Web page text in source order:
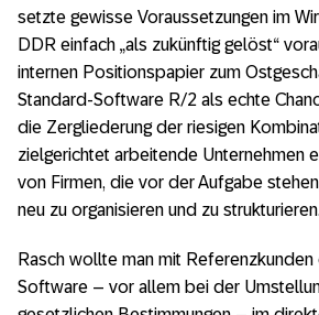
setzte gewisse Voraussetzungen im
DDR einfach „als zukünftig gelöst“
internen Positionspapier zum
Standard-Software R/2 als echte
die Zergliederung der riesigen
zielgerichtet arbeitende Unternehmen
von Firmen, die vor der Aufgabe
neu zu organisieren und zu
Rasch wollte man mit
Software – vor allem bei der